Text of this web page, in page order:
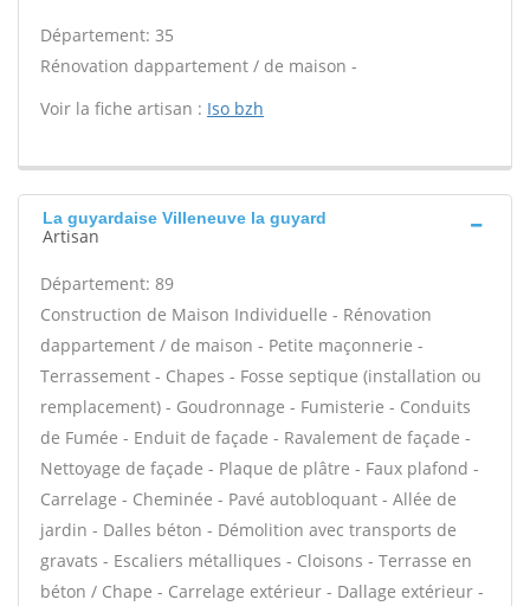
Département: 35
Rénovation dappartement / de maison -
Voir la fiche artisan : Iso bzh
La guyardaise Villeneuve la guyard
Artisan
Département: 89
Construction de Maison Individuelle - Rénovation
dappartement / de maison - Petite maçonnerie -
Terrassement - Chapes - Fosse septique (installation ou
remplacement) - Goudronnage - Fumisterie - Conduits
de Fumée - Enduit de façade - Ravalement de façade -
Nettoyage de façade - Plaque de plâtre - Faux plafond -
Carrelage - Cheminée - Pavé autobloquant - Allée de
jardin - Dalles béton - Démolition avec transports de
gravats - Escaliers métalliques - Cloisons - Terrasse en
béton / Chape - Carrelage extérieur - Dallage extérieur -